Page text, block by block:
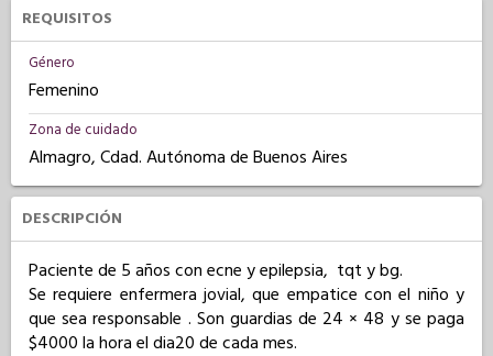
REQUISITOS
Género
Femenino
Zona de cuidado
Almagro, Cdad. Autónoma de Buenos Aires
DESCRIPCIÓN
Paciente de 5 años con ecne y epilepsia,  tqt y bg.
Se requiere enfermera jovial, que empatice con el niño y
que sea responsable . Son guardias de 24 × 48 y se paga
$4000 la hora el dia20 de cada mes.